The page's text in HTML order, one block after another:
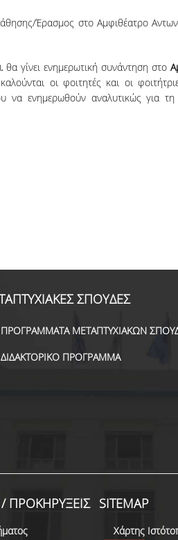
Έρασμος στο Αμφιθέατρο
θα γίνει ενημερωτική συνάντηση στο
οι φοιτητές και οι
να ενημερωθούν αναλυτικώς για τη
Διατριβών
ΣΠΟΥΔΕΣ
ΠΡΟΓΡΑΜΜΑΤΑ ΜΕΤΑΠΤΥΧΙΑΚΩΝ
ΔΙΔΑΚΤΟΡΙΚΟ ΠΡΟΓΡΑΜΜΑ
ΠΡΟΚΗΡΥΞΕΙΣ SITEMAP
Χάρτης